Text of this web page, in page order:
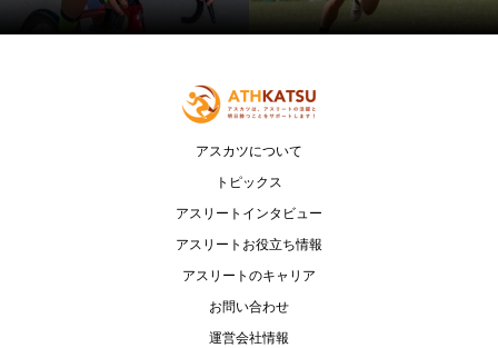
アスカツについて
トピックス
アスリートインタビュー
アスリートお役立ち情報
アスリートのキャリア
お問い合わせ
運営会社情報